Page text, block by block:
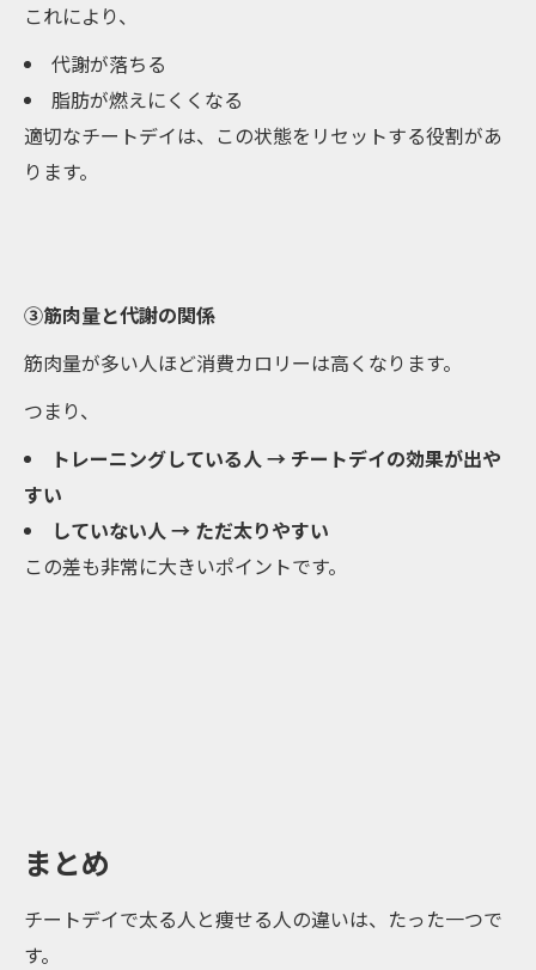
これにより、
代謝が落ちる
脂肪が燃えにくくなる
適切なチートデイは、この状態をリセットする役割があ
ります。
③筋肉量と代謝の関係
筋肉量が多い人ほど消費カロリーは高くなります。
つまり、
トレーニングしている人 → チートデイの効果が出や
すい
していない人 → ただ太りやすい
この差も非常に大きいポイントです。
まとめ
チートデイで太る人と痩せる人の違いは、たった一つで
す。